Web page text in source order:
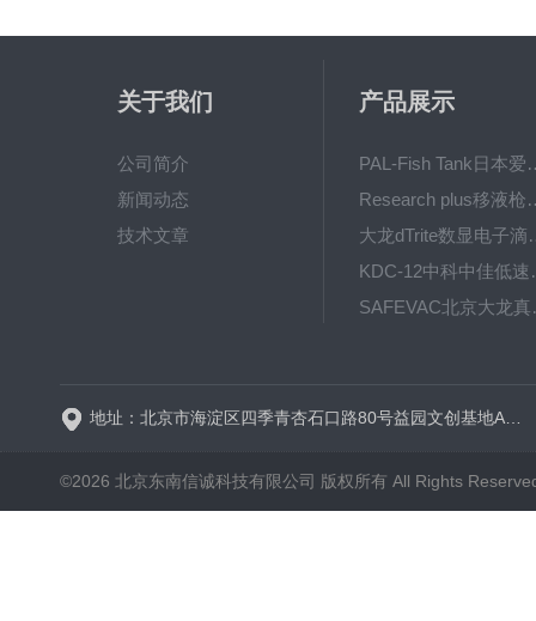
关于我们
公司简介
新闻动态
技术文章
产品展示
PAL-Fish Tank
Research plus
大龙dTrite
KDC-
©2026 北京东南信诚科技有限公司 版权所有 All Rights